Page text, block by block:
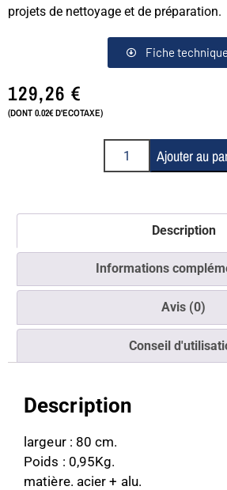
projets de nettoyage et de préparation.
Fiche technique
129,26€
(DONT 0.02€ D'ECOTAXE)
Ajouter au
Description
Informations
Avis (0)
Conseil
Description
largeur : 80 cm.
Poids : 0,95Kg.
matière. acier + alu.